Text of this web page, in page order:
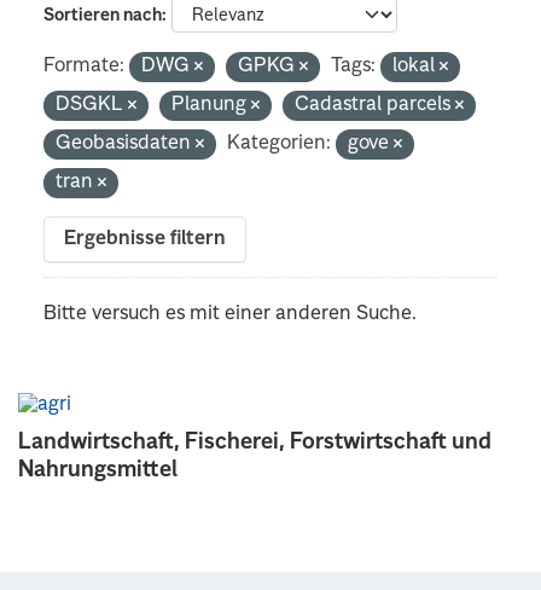
Landwirtschaft, Fischerei, Forstwirtschaft und
Nahrungsmittel
Sortieren nach
Formate: DWG GPKG Tags:
lokal
DSGKL
Planung
Cadastral parcels
Geobasisdaten
Kategorien:
gove
tran
Ergebnisse filtern
Bitte versuch es mit einer anderen Suche.